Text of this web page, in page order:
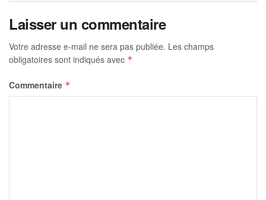
Laisser un commentaire
Votre adresse e-mail ne sera pas publiée. Les champs
obligatoires sont indiqués avec *
Commentaire *